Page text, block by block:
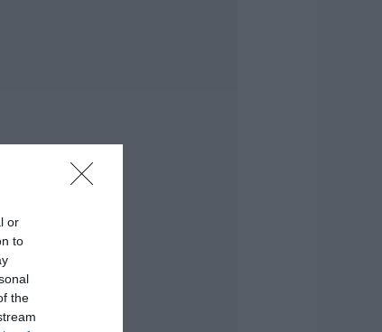
or
to
the
έως 2.500
| 12:00
στη
Εύβοια:
στο
Η έκκληση